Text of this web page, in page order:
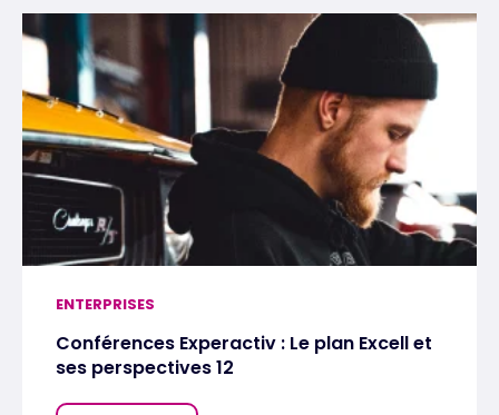
ENTERPRISES
Conférences Experactiv : Le plan Excell et
ses perspectives 12